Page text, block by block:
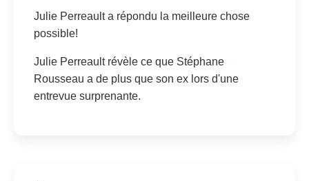
Julie Perreault a répondu la meilleure chose
possible!
Julie Perreault révèle ce que Stéphane
Rousseau a de plus que son ex lors d'une
entrevue surprenante.